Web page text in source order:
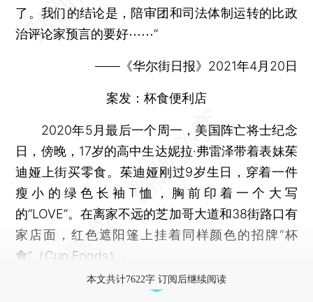
了。我们的结论是，陪审团和司法体制运转的比政
治评论家预言的要好⋯⋯”
——《华尔街日报》2021年4月20日
案发：杯食便利店
2020年5月最后一个周一，美国阵亡将士纪念
日，傍晚，17岁的高中生达妮拉·弗雷泽带着表妹茱
迪娅上街买零食。茱迪娅刚过9岁生日，穿着一件
瘦小的绿色长袖T恤，胸前印着一个大写
的“LOVE”。在离家不远的芝加哥大道和38街路口有
家店面，红色遮阳篷上挂着同样颜色的招牌“杯
食”（Cup Foods）。
本文共计7622字 订阅后继续阅读